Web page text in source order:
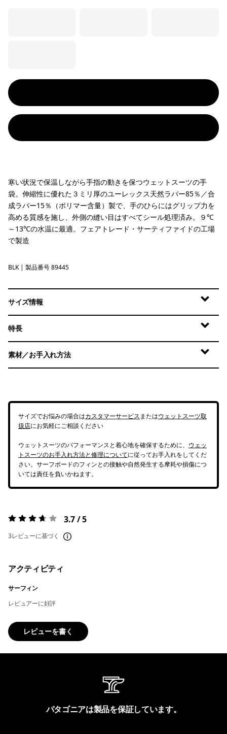
寒い状況で保温しながら手指の動きを保つウェットスーツの手
袋。伸縮性に優れた３ミリ厚のユーレックス天然ラバー85％／合
成ラバー15％（ポリマー含量）製で、手のひらにはグリップ力を
高める質感を施し、外側の縫い目はすべてシール処理済み。９℃
～13℃の水温に最適。フェアトレード・サーティファイドの工場
で製造
Black
BLK | 製品番号 89445
サイズ情報
特長
素材／お手入れ方法
サイズでお悩みの場合はカスタマーサービスまたはウェットスーツ取
扱店にお気軽にご相談ください
ウェットスーツのパフォーマンスと着心地を確保するために、 ウェッ
トスーツのお手入れ方法と修理についてに従ってお手入れをしてくだ
さい。サーフボードのフィンとの接触や自然発生する摩耗や損傷につ
いては責任を負いかねます。
評価:3.7 / 5 3.7 / 5
3レビューに基づく
アクティビティ
サーフィン
レビュアーに好評
レビューを書く
パタゴニアは製品を保証しています。